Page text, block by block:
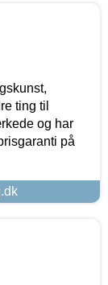
ting til
og har
på